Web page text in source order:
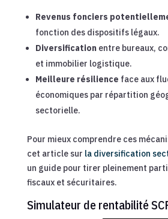
Revenus fonciers
fonction des dispositifs légaux.
Diversificationentre bureaux,
et immobilier logistique.
Meilleure résilience face aux
économiques par répartition
sectorielle.
Pour mieux comprendre ces
cet article sur la diversification
un guide pour tirer pleinement
fiscaux et sécuritaires.
Simulateur de rentabilité